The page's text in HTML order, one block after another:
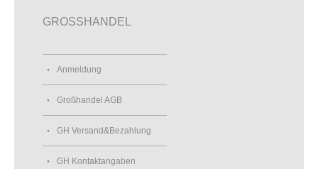
GROSSHANDEL
Anmeldung
Großhandel AGB
GH Versand&Bezahlung
GH Kontaktangaben